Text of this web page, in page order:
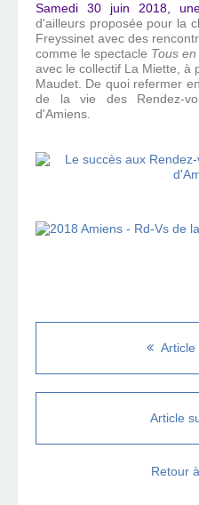
Samedi 30 juin 2018,
d'ailleurs proposée pour la
Freyssinet avec des
comme le spectacle Tous
avec le collectif La Miette, à
Maudet. De quoi refermer
de la vie des Rendez-
d'Amiens.
Article
Article
Retour